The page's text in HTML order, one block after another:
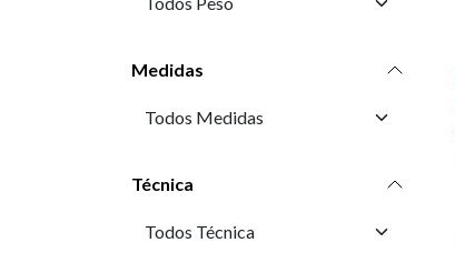
Medidas
Técnica